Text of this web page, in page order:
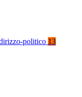
politico 13